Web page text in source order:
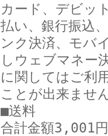
カード、デビッ
払い、銀行振込
ンク決済、モバ
しウェブマネー
に関してはご利
ことが出来ませ
■送料
合計金額3,001